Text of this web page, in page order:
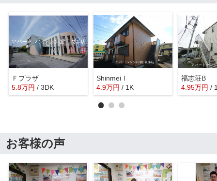
Ｆプラザ
5.8万円 / 3DK
ShinmeiⅠ
4.9万円 / 1K
福志荘B
4.95万円 /
お客様の声